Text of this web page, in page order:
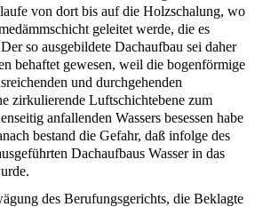
von dort bis auf die Holzschalung, wo
geleitet werde, die es
so ausgebildete Dachaufbau sei daher
behaftet gewesen, weil die bogenförmige
und durchgehenden
zirkulierende Luftschichtebene zum
anfallenden Wassers besessen habe
bestand die Gefahr, daß infolge des
Dachaufbaus Wasser in das
des Berufungsgerichts, die Beklagte